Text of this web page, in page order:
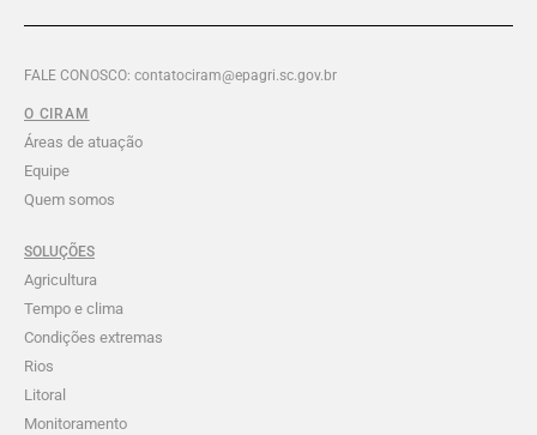
FALE CONOSCO: contatociram@epagri.sc.gov.br
O CIRAM
Áreas de atuação
Equipe
Quem somos
SOLUÇÕES
Agricultura
Tempo e clima
Condições extremas
Rios
Litoral
Monitoramento